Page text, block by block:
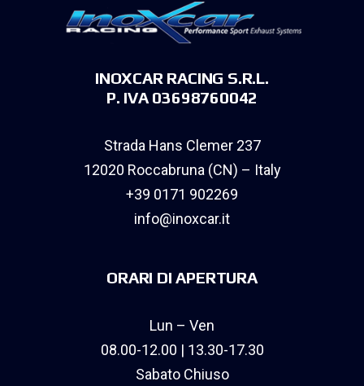
INOXCAR RACING S.R.L.
P. IVA 03698760042
Strada Hans Clemer 237
12020 Roccabruna (CN) – Italy
+39 0171 902269
info@inoxcar.it
ORARI DI APERTURA
Lun – Ven
08.00-12.00 | 13.30-17.30
Sabato Chiuso